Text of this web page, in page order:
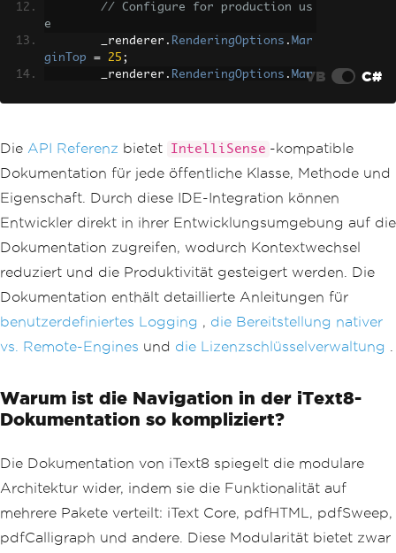
// Configure for production us
e
        _renderer
. RenderingOptions . Mar
ginTop
= 25 ;
        _renderer
. RenderingOptions . Mar
        _renderer
RenderingOptions
// Performance optimization
RenderingOptions
derDelay
= 500;
// Wait for JavaScript
        _renderer
.RenderingOptions. Tim
}
(string html, string baseUrl = null)
{
// Set base URL for relati
ve asset resolution
if
(!string.IsNullOrEmpty
{
ions. BaseUrl = new Uri ( baseUrl);
}
// Generate PDF with prope
VB C#
Die API Referenz bietet IntelliSense -kompatible
Dokumentation für jede öffentliche Klasse, Methode und
Eigenschaft. Durch diese IDE-Integration können
Entwickler direkt in ihrer Entwicklungsumgebung auf die
Dokumentation zugreifen, wodurch Kontextwechsel
reduziert und die Produktivität gesteigert werden. Die
Dokumentation enthält detaillierte Anleitungen für
benutzerdefiniertes Logging , die Bereitstellung nativer
vs. Remote-Engines und die Lizenzschlüsselverwaltung
Warum ist die Navigation in der iText8-
Dokumentation so kompliziert?
Die Dokumentation von iText8 spiegelt die modulare
Architektur wider, indem sie die Funktionalität auf
mehrere Pakete verteilt: iText Core, pdfHTML, pdfSweep,
pdfCalligraph und andere. Diese Modularität bietet zwar